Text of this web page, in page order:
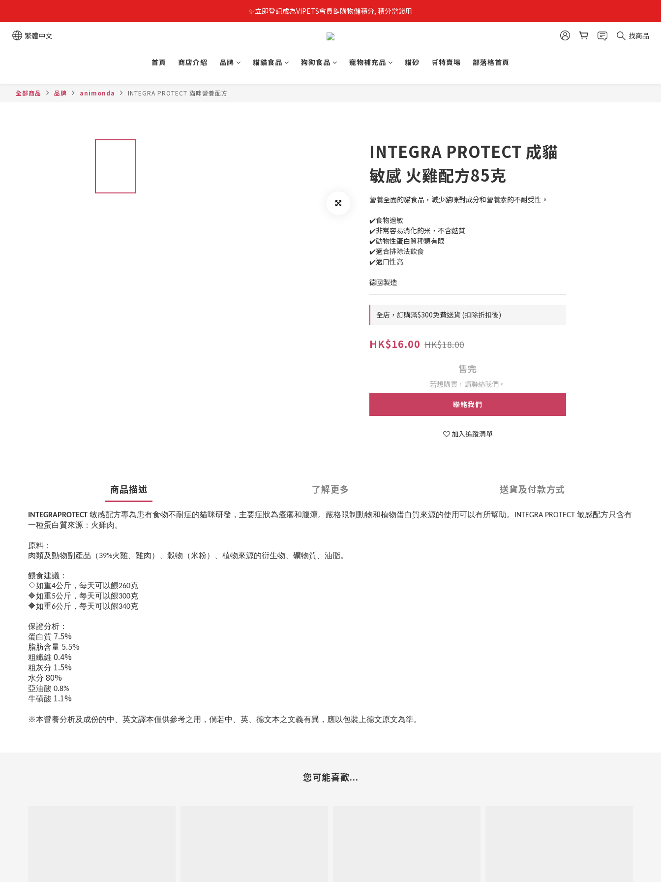
✨立即登記成為VIPETS會員📝購物儲積分, 積分當錢用
繁體中文 找商品
首頁 商店介紹 品牌 貓貓食品 狗狗食品 寵物補充品 貓砂 🛒特賣場 部落格首頁
全部商品 品牌 animonda INTEGRA PROTECT 貓咪營養配方
INTEGRA PROTECT 成貓
敏感 火雞配方85克
營養全面的貓食品，減少貓咪對成分和營養素的不耐受性。
✔️食物過敏
✔️非常容易消化的米，不含麩質
✔️動物性蛋白質種類有限
✔️適合排除法飲食
✔️適口性高
德國製造
全店，訂購滿$300免費送貨 (扣除折扣後)
HK$16.00 HK$18.00
售完
若想購買，請聯絡我們。
聯絡我們
加入追蹤清單
商品描述 了解更多 送貨及付款方式
INTEGRAPROTECT 敏感配方專為患有食物不耐症的貓咪研發，主要症狀為瘙癢和腹瀉。嚴格限制動物和植物蛋白質來源的使用可以有所幫助。 INTEGRA PROTECT 敏感配方只含有
一種蛋白質來源：火雞肉。
原料：
肉類及動物副產品（39%火雞、雞肉）、穀物（米粉）、植物來源的衍生物、礦物質、油脂。
餵食建議：
🔷如重4公斤，每天可以餵260克
🔷如重5公斤，每天可以餵300克
🔷如重6公斤，每天可以餵340克
保證分析：
蛋白質 7.5%
脂肪含量 5.5%
粗纖維 0.4%
粗灰分 1.5%
水分 80%
亞油酸 0.8%
牛磺酸 1.1%
※本營養分析及成份的中、英文譯本僅供參考之用，倘若中、英、德文本之文義有異，應以包裝上德文原文為準。
您可能喜歡...